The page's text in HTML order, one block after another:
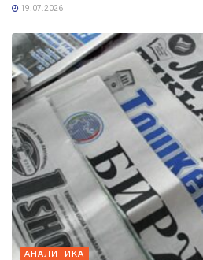
19.07.2026
АНАЛИТИКА